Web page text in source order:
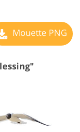
Mouette PNG